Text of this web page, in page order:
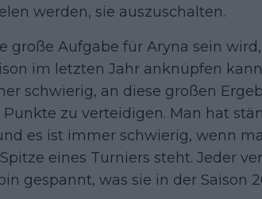
werden, sie auszuschalten.
große Aufgabe für Aryna sein
im letzten Jahr anknüpfen
schwierig, an diese großen
zu verteidigen. Man hat
es ist immer schwierig, wenn
eines Turniers steht. Jeder
gespannt, was sie in der Saison